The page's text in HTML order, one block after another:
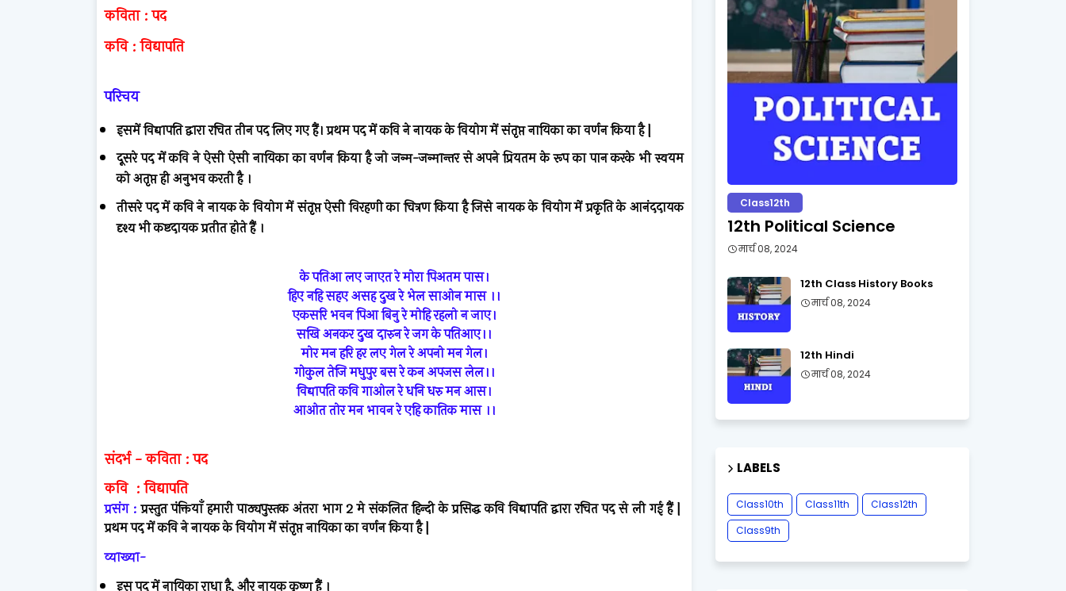
कविता:पद
कवि:विद्यापति
परिचय
इसमें विद्यापति द्वारा रचित तीन पद लिए गए हैं। प्रथम पद में कवि ने नायक के वियोग में संतृप्त नायिका का वर्णन किया है|
दूसरे पद में कवि ने ऐसी ऐसी नायिका का वर्णन किया है जो जन्म-जन्मान्तर से अपने प्रियतम के रूप का पान करके भी स्वयम
को अतृप्त ही अनुभव करती है ।
तीसरे पद में कवि ने नायक के वियोग में संतृप्त ऐसी विरहणी का चित्रण किया है जिसे नायक के वियोग में प्रकृति के आनंददायक
दृश्य भी कष्टदायक प्रतीत होते हैं ।
के पतिआ लए जाएत रे मोरा पिअतम पास।
हिए नहि सहए असह दुख रे भेल साओन मास ।।
एकसरि भवन पिआ बिनु रे मोहि रहलो न जाए।
सखि अनकर दुख दारुन रे जग के पतिआए।।
मोर मन हरि हर लए गेल रे अपनो मन गेल।
गोकुल तेजि मधुपुर बस रे कन अपजस लेल।।
विद्यापति कवि गाओल रे धनि धरु मन आस।
आओत तोर मन भावन रे एहि कातिक मास ।।
संदर्भ-कविता :पद
कवि :विद्यापति
प्रसंग:प्रस्तुत पंक्तियाँ हमारी पाठ्यपुस्तक अंतरा भाग2मे संकलित हिन्दी के प्रसिद्ध कवि विद्यापति द्वारा रचित पद से ली गई हैं |
प्रथमपदमेंकविनेनायककेवियोगमेंसंतृप्तनायिकाकावर्णनकियाहै |
व्याख्या-
इसपदमेंनायिकाराधाहै,औरनायककृष्णहैं ।
Class12th
12th Political Science
मार्च 08, 2024
12th Class History Books
मार्च 08, 2024
12th Hindi
मार्च 08, 2024
LABELS
Class10th Class11th
Class12th
Class9th